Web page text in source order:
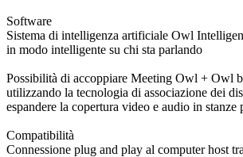
Software
Sistema di intelligenza artificiale Owl
in modo intelligente su chi sta parlando
Possibilità di accoppiare Meeting Owl + Owl
utilizzando la tecnologia di associazione dei
espandere la copertura video e audio in stanze
Compatibilità
Connessione plug and play al computer host